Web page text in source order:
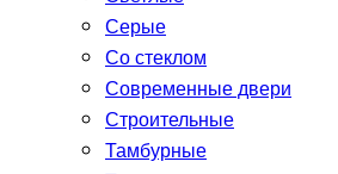
Серые
Со стеклом
Современные двери
Строительные
Тамбурные